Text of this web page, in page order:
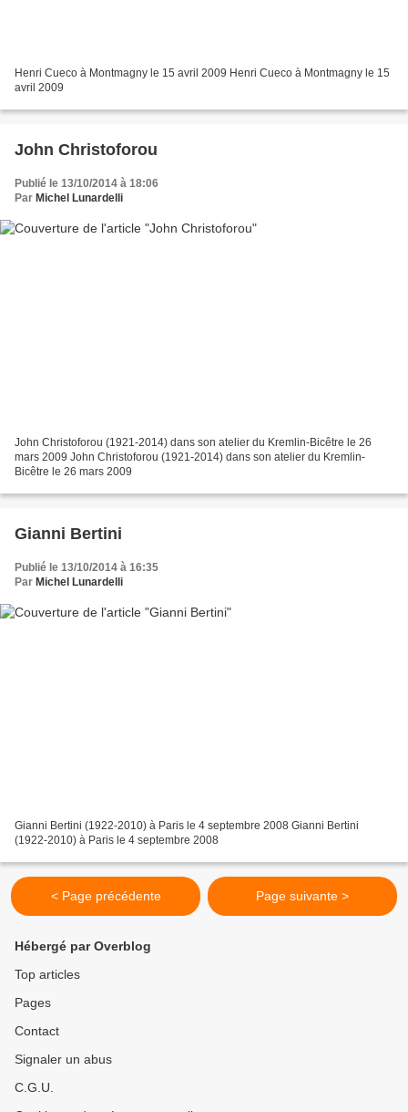
Henri Cueco à Montmagny le 15 avril 2009 Henri Cueco à Montmagny le 15
avril 2009
John Christoforou
Publié le 13/10/2014 à 18:06
Par Michel Lunardelli
John Christoforou (1921-2014) dans son atelier du Kremlin-Bicêtre le 26
mars 2009 John Christoforou (1921-2014) dans son atelier du Kremlin-
Bicêtre le 26 mars 2009
Gianni Bertini
Publié le 13/10/2014 à 16:35
Par Michel Lunardelli
Gianni Bertini (1922-2010) à Paris le 4 septembre 2008 Gianni Bertini
(1922-2010) à Paris le 4 septembre 2008
< Page précédente Page suivante >
Hébergé par Overblog
Top articles
Pages
Contact
Signaler un abus
C.G.U.